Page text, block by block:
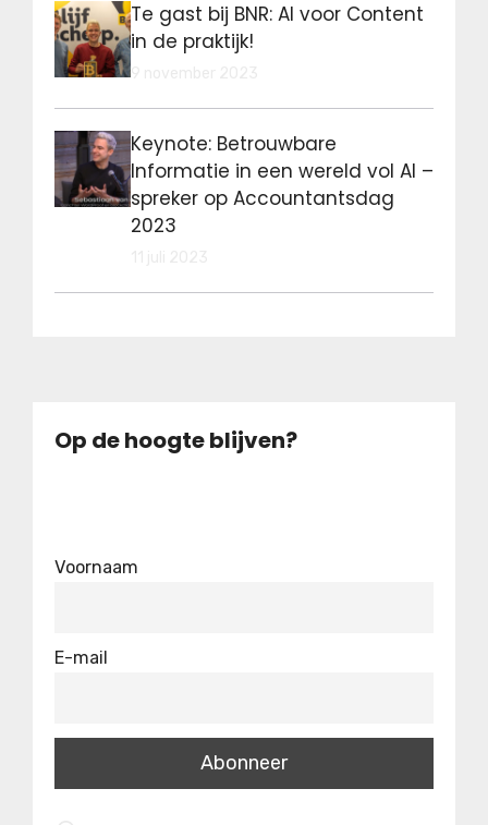
Te gast bij BNR: AI voor Content
in de praktijk!
Keynote: Betrouwbare
Informatie in een wereld vol AI –
spreker op Accountantsdag
2023
Op de hoogte blijven?
Voornaam
E-mail